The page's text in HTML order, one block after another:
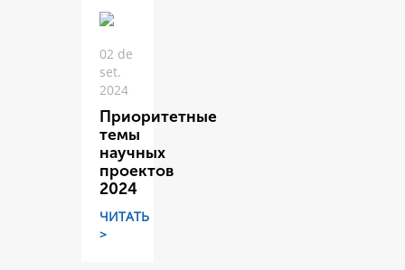
02 de
set.
2024
Приоритетные
темы
научных
проектов
2024
ЧИТАТЬ
>